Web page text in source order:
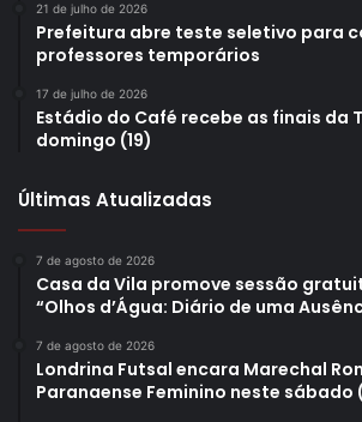
21 de julho de 2026
Prefeitura abre teste seletivo para
professores temporários
17 de julho de 2026
Estádio do Café recebe as finais da
domingo (19)
Últimas Atualizadas
7 de agosto de 2026
Casa da Vila promove sessão
“Olhos d’Água: Diário de uma
7 de agosto de 2026
Londrina Futsal encara Marechal
Paranaense Feminino neste sábado